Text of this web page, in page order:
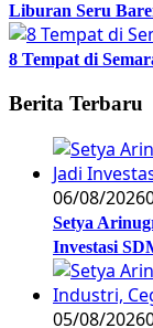
Liburan Seru
8 Tempat di
Berita Terbaru
06/08/2026
Setya
Investasi
05/08/2026